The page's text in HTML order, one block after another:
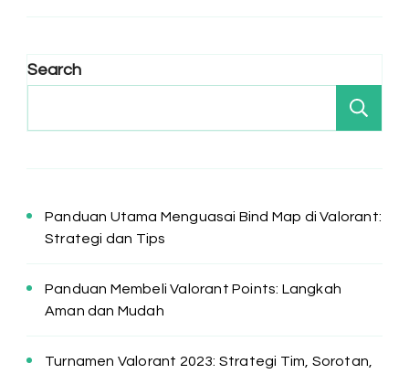
Search
Panduan Utama Menguasai Bind Map di Valorant:
Strategi dan Tips
Panduan Membeli Valorant Points: Langkah
Aman dan Mudah
Turnamen Valorant 2023: Strategi Tim, Sorotan,